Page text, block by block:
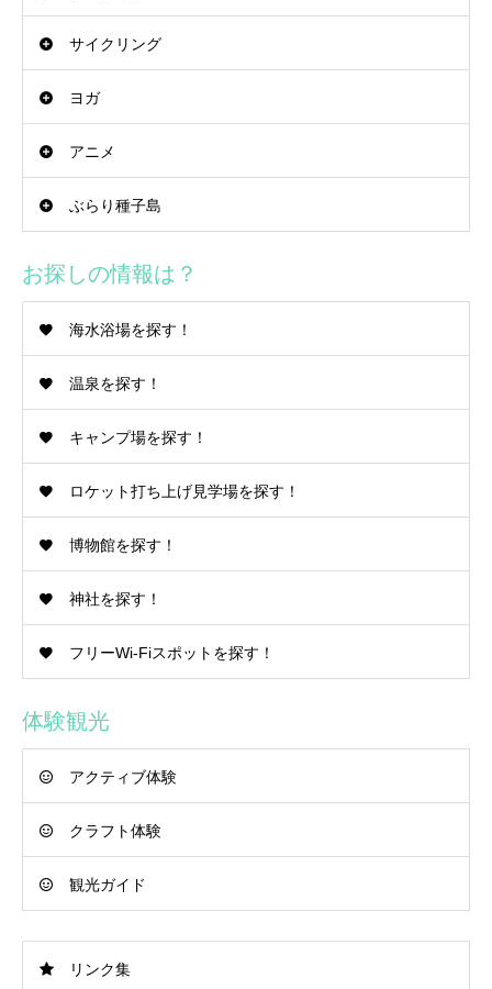
サイクリング
ヨガ
アニメ
ぶらり種子島
お探しの情報は？
海水浴場を探す！
温泉を探す！
キャンプ場を探す！
ロケット打ち上げ見学場を探す！
博物館を探す！
神社を探す！
フリーWi-Fiスポットを探す！
体験観光
アクティブ体験
クラフト体験
観光ガイド
リンク集